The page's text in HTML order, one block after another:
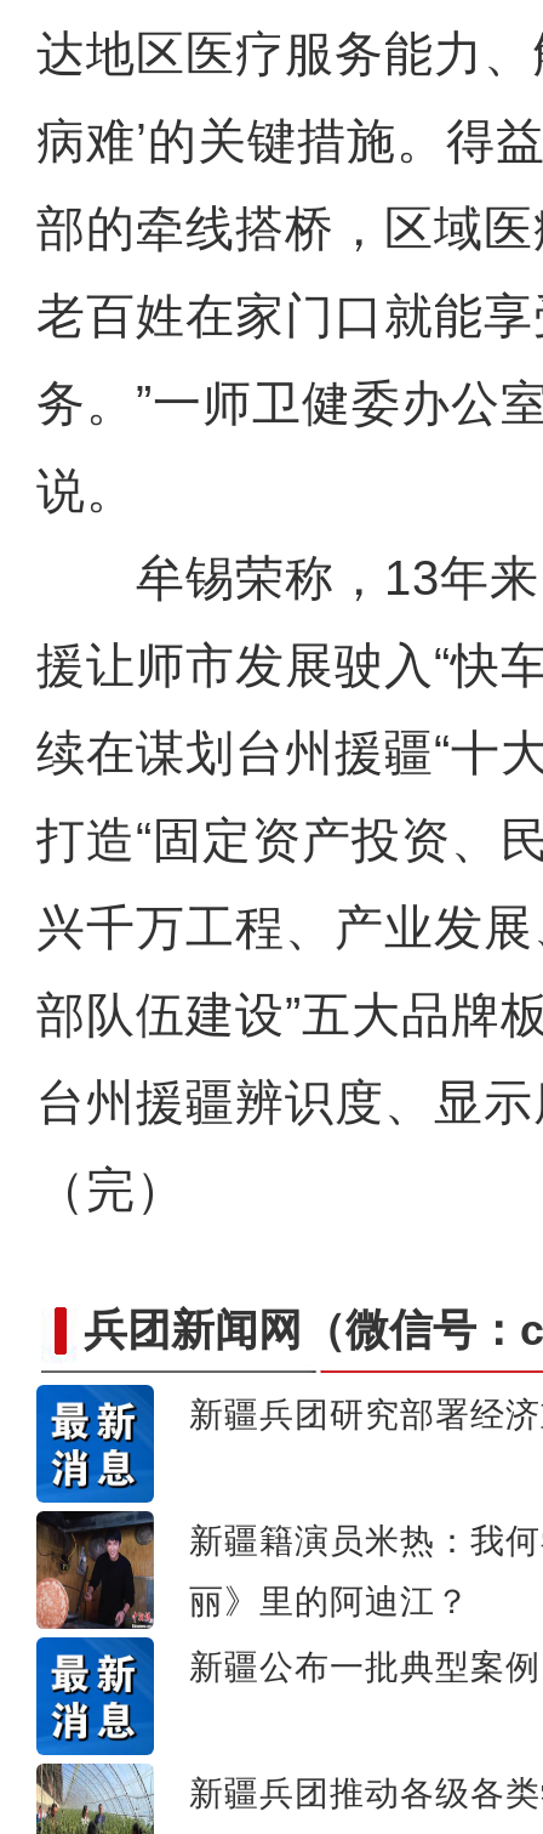
达地区医疗服务能力
病难’的关键措施。得
部的牵线搭桥，区域
老百姓在家门口就能
务。”一师卫健委办公
说。
牟锡荣称，13年来
援让师市发展驶入“快
续在谋划台州援疆“十
打造“固定资产投资、
兴千万工程、产业发
部队伍建设”五大品牌
台州援疆辨识度、显
（完）
兵团新闻网 （微信号
新疆兵团研究部署经
新疆籍演员米热：我
丽》里的阿迪江？
新疆公布一批典型案例
新疆兵团推动各级各
阿克苏公安文联组织会